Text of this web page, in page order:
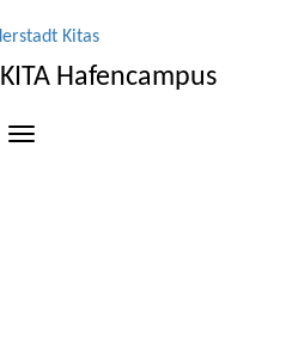
KITA Hafencampus